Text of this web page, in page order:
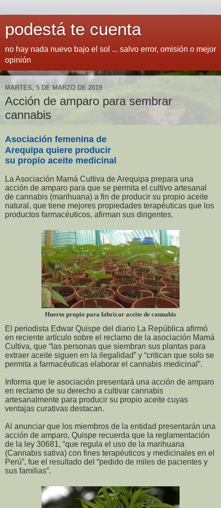
podestá te cuenta
no hay nada nuevo bajo el sol ... salvo error, omisión o mejor
opinión
MARTES, 5 DE MARZO DE 2019
Acción de amparo para sembrar
cannabis
Asociación femenina de
Arequipa quiere producir
su propio aceite medicinal
La Asociación Mamá Cultiva de Arequipa prepara una
acción de amparo para que se permita el cultivo artesanal
de cannabis (marihuana) a fin de producir su propio aceite
natural, que tiene mejores propiedades terapéuticas que los
productos farmacéuticos, afirman sus dirigentes.
Huerto propio para fabricar aceite de cannabis
El periodista Edwar Quispe del diario La República afirmó
en reciente artículo sobre el reclamo de la asociación Mamá
Cultiva, que “las personas que siembran sus plantas para
extraer aceite siguen en la ilegalidad” y “critican que solo se
permita a farmacéuticas elaborar el cannabis medicinal”.
Informa que le asociación presentará una acción de amparo
en reclamo de su derecho a cultivar cannabis
artesanalmente para producir su propio aceite cuyas
ventajas curativas destacan.
Al anunciar que los miembros de la entidad presentarán una
acción de amparo, Quispe recuerda que la reglamentación
de la ley 30681, “que regula el uso de la marihuana
(Cannabis sativa) con fines terapéuticos y medicinales en el
Perú”, fue el resultado del “pedido de miles de pacientes y
sus familias”.